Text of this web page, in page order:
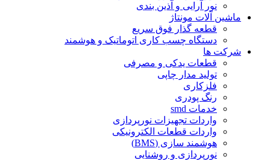
نور آرایی و آذین بندی
ماشین آلات مونتاژ
قطعه گذار فوق سریع
دستگاه چسب کاری اتوماتیک و هوشمند
شرکت ها
قطعات یدکی و مصرفی
تولید مدار چاپی
فلزکاری
رنگ پودری
خدمات smd
واردات تجهیزات نورپردازی
واردات قطعات الکترونیکی
هوشمند سازی (BMS)
نورپردازی و روشنایی